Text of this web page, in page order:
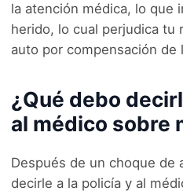
la atención médica, lo que
herido, lo cual perjudica tu
auto por compensación de
¿Qué debo
al médico sobre
Después de un choque de
decirle a la policía y al